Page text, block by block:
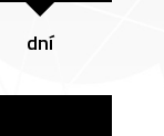
dní